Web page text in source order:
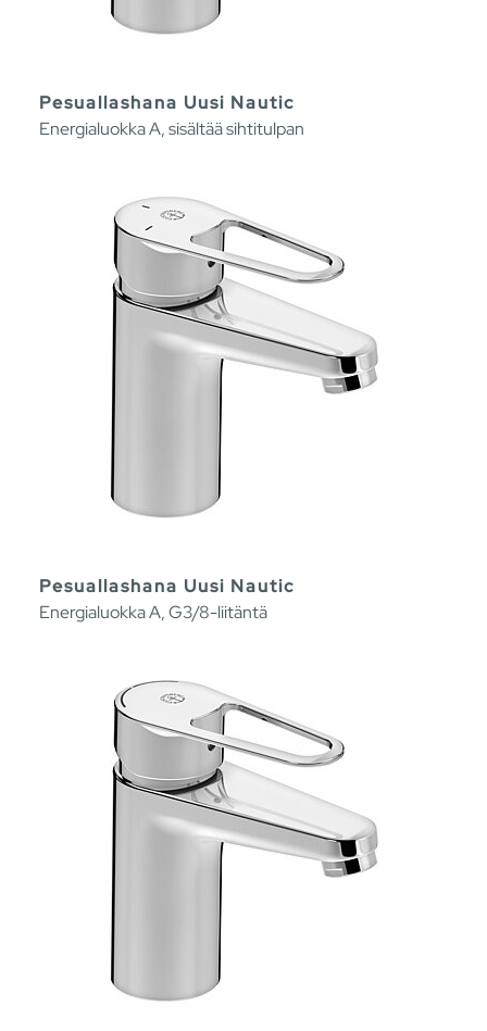
Pesuallashana Uusi Nautic
Energialuokka A, sisältää sihtitulpan
Pesuallashana Uusi Nautic
Energialuokka A, G3/8-liitäntä